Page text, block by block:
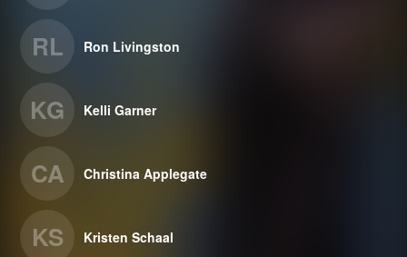
RL Ron Livingston
KG Kelli Garner
CA Christina Applegate
KS Kristen Schaal